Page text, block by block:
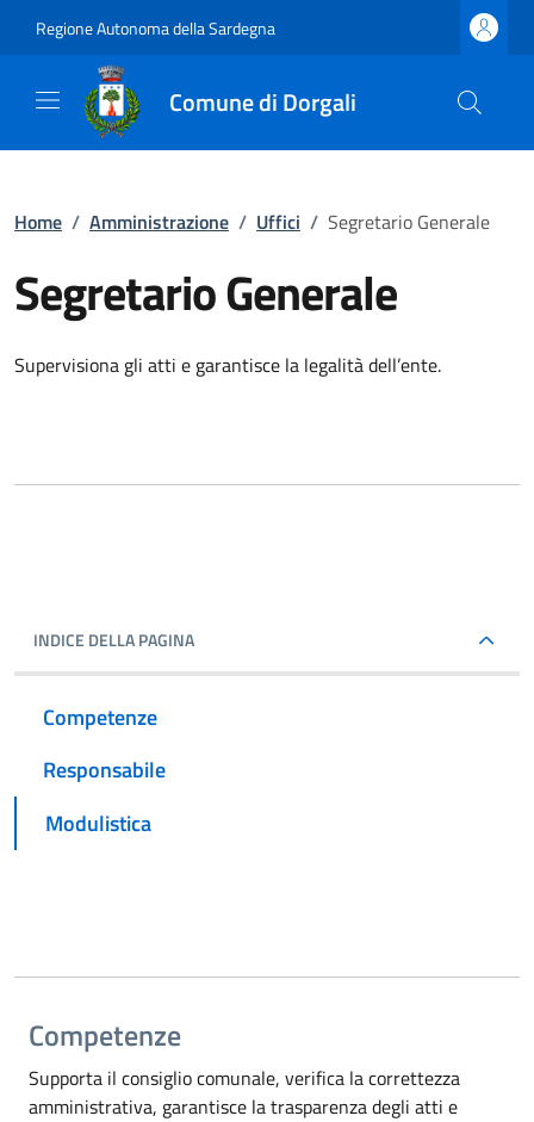
Regione Autonoma della Sardegna
Comune di Dorgali
Home / Amministrazione / Uffici / Segretario Generale
Segretario Generale
Supervisiona gli atti e garantisce la legalità dell’ente.
INDICE DELLA PAGINA
Competenze
Responsabile
Modulistica
Competenze
Supporta il consiglio comunale, verifica la correttezza
amministrativa, garantisce la trasparenza degli atti e